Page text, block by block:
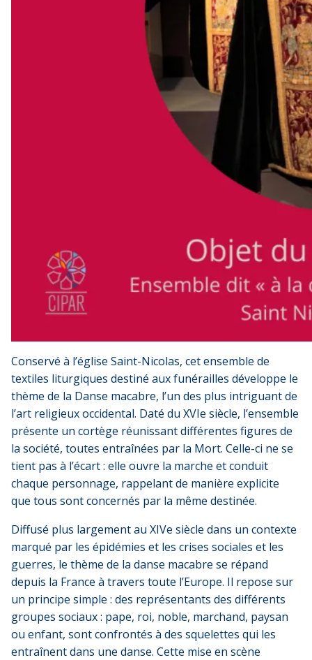
Conservé à l’église Saint-Nicolas, cet ensemble de
textiles liturgiques destiné aux funérailles développe le
thème de la Danse macabre, l’un des plus intriguant de
l’art religieux occidental. Daté du XVIe siècle, l’ensemble
présente un cortège réunissant différentes figures de
la société, toutes entraînées par la Mort. Celle-ci ne se
tient pas à l’écart : elle ouvre la marche et conduit
chaque personnage, rappelant de manière explicite
que tous sont concernés par la même destinée.
Diffusé plus largement au XIVe siècle dans un contexte
marqué par les épidémies et les crises sociales et les
guerres, le thème de la danse macabre se répand
depuis la France à travers toute l’Europe. Il repose sur
un principe simple : des représentants des différents
groupes sociaux : pape, roi, noble, marchand, paysan
ou enfant, sont confrontés à des squelettes qui les
entraînent dans une danse. Cette mise en scène